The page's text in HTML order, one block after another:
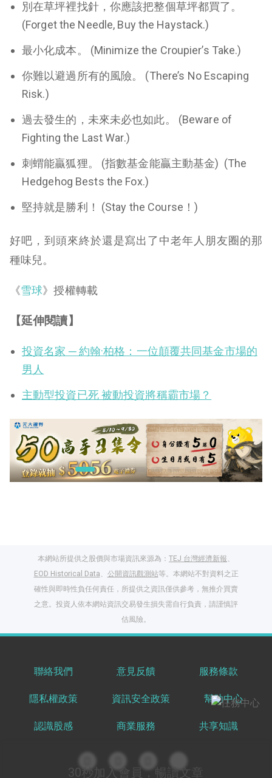
別在草坪裡找針，你應該把整個草坪都買了。
(Forget the Needle, Buy the Haystack.)
最小化成本。 (Minimize the Croupier’s Take.)
你難以避過所有的風險。 (There’s No Escaping
Risk.)
過去發生的，未來未必也如此。 (Beware of
Fighting the Last War.)
刺蝟能贏狐狸。 (指數基金能贏主動基金) (The
Hedgehog Bests the Fox.)
堅持就是勝利！ (Stay the Course！)
好吧，到頭來終於還是寫出了中老年人朋友圈的那
種味兒。
《雪球》授權轉載
【延伸閱讀】
投資名家 ─ 約翰·柏格：一位顛覆共同基金市場的
男人
主動型投資已死 被動投資將稱霸市場？
30秒加入會員，暢讀文章
本網站所提供之股價與市場資訊來源為： TEJ 台灣經濟新報
EOD Historical Data
公開資訊觀測站等。本網站不對資料之正
確性與即時性負任何責任，所提供之資訊僅供參考，無推介買賣
之意。投資人依本網站資訊交易發生損失需自行負責，請謹慎評
估風險。
聯絡我們 意見反饋 服務條款
隱私權政策 資訊安全政策 幫助中心
認識股感 商業服務 共享知識
出國就缺這咖？股